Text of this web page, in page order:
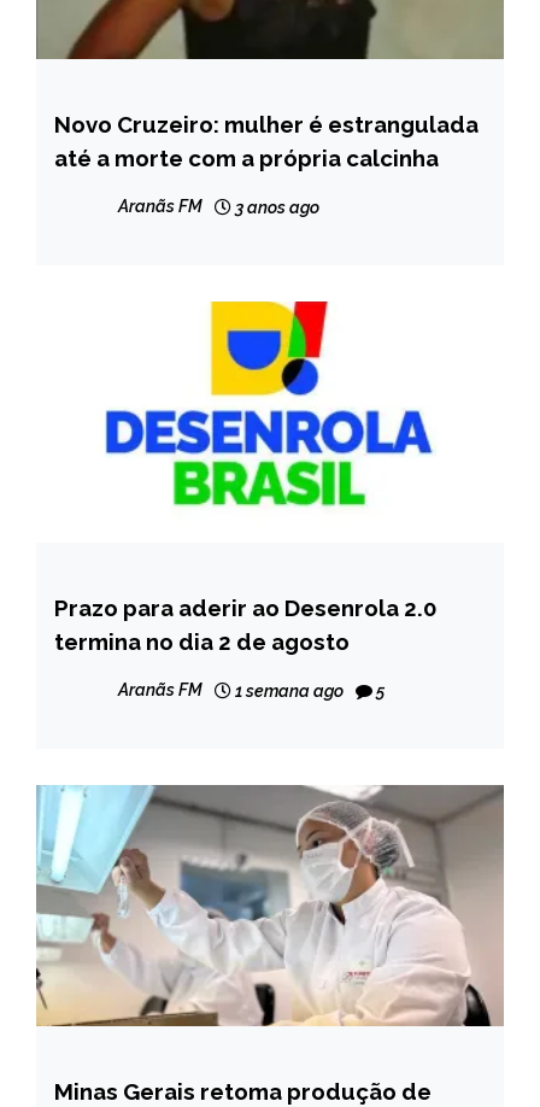
CAPELINHA
MINAS
Novo Cruzeiro: mulher é estrangulada
até a morte com a própria calcinha
Aranãs FM 3 anos ago
BRASIL
NOTÍCIAS
Prazo para aderir ao Desenrola 2.0
termina no dia 2 de agosto
Aranãs FM 1 semana ago 5
MINAS
Minas Gerais retoma produção de